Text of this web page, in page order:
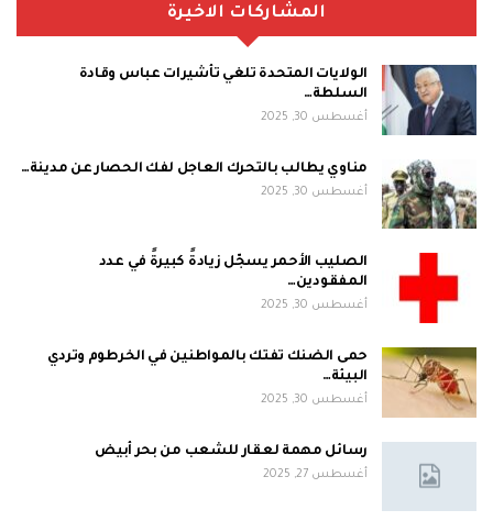
المشاركات الاخيرة
الولايات المتحدة تلغي تأشيرات عباس وقادة
السلطة…
أغسطس 30, 2025
مناوي يطالب بالتحرك العاجل لفك الحصار عن مدينة…
أغسطس 30, 2025
الصليب الأحمر يسجّل زيادةً كبيرةً في عدد
المفقودين…
أغسطس 30, 2025
حمى الضنك تفتك بالمواطنين في الخرطوم وتردي
البيئة…
أغسطس 30, 2025
رسائل مهمة لعقار للشعب من بحر أبيض
أغسطس 27, 2025